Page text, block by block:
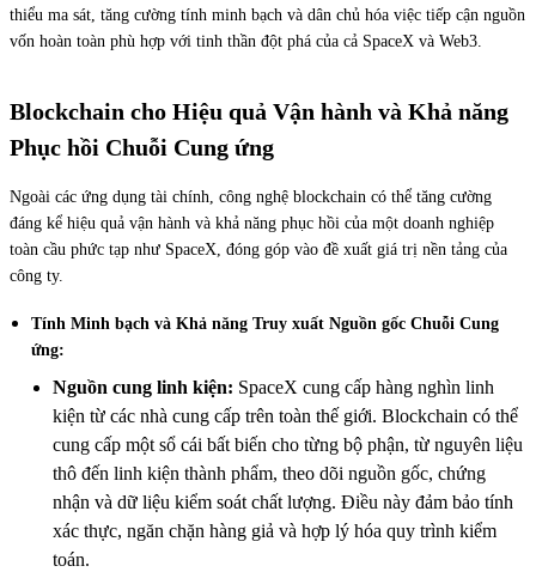
thiểu ma sát, tăng cường tính minh bạch và dân chủ hóa việc tiếp cận nguồn
vốn hoàn toàn phù hợp với tinh thần đột phá của cả SpaceX và Web3.
Blockchain cho Hiệu quả Vận hành và Khả năng
Phục hồi Chuỗi Cung ứng
Ngoài các ứng dụng tài chính, công nghệ blockchain có thể tăng cường
đáng kể hiệu quả vận hành và khả năng phục hồi của một doanh nghiệp
toàn cầu phức tạp như SpaceX, đóng góp vào đề xuất giá trị nền tảng của
công ty.
Tính Minh bạch và Khả năng Truy xuất Nguồn gốc Chuỗi Cung
ứng:
Nguồn cung linh kiện: SpaceX cung cấp hàng nghìn linh
kiện từ các nhà cung cấp trên toàn thế giới. Blockchain có thể
cung cấp một sổ cái bất biến cho từng bộ phận, từ nguyên liệu
thô đến linh kiện thành phẩm, theo dõi nguồn gốc, chứng
nhận và dữ liệu kiểm soát chất lượng. Điều này đảm bảo tính
xác thực, ngăn chặn hàng giả và hợp lý hóa quy trình kiểm
toán.